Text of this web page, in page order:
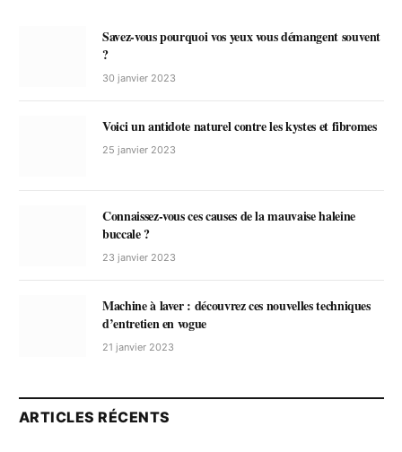
Savez-vous pourquoi vos yeux vous démangent souvent
?
30 janvier 2023
Voici un antidote naturel contre les kystes et fibromes
25 janvier 2023
Connaissez-vous ces causes de la mauvaise haleine
buccale ?
23 janvier 2023
Machine à laver : découvrez ces nouvelles techniques
d’entretien en vogue
21 janvier 2023
ARTICLES RÉCENTS